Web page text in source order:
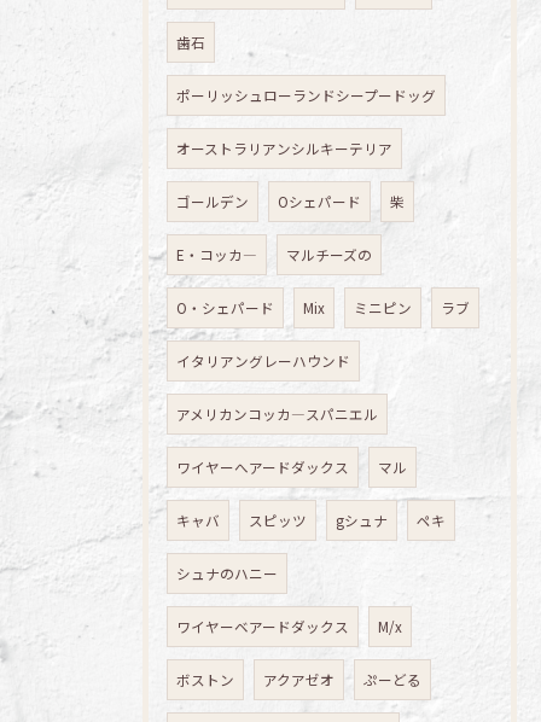
歯石
ポーリッシュローランドシープードッグ
オーストラリアンシルキーテリア
ゴールデン Oシェパード 柴
E・コッカ― マルチーズの
O・シェパード Mix ミニピン ラブ
イタリアングレーハウンド
アメリカンコッカ―スパニエル
ワイヤーへアードダックス マル
キャバ スピッツ gシュナ ペキ
シュナのハニー
ワイヤーベアードダックス M/x
ボストン アクアゼオ ぷーどる